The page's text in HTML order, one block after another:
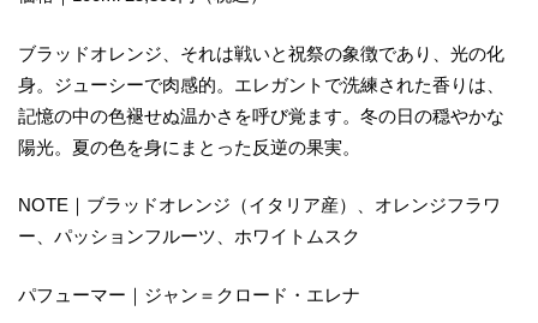
ブラッドオレンジ、それは戦いと祝祭の象徴であり、光の化
身。ジューシーで肉感的。エレガントで洗練された香りは、
記憶の中の色褪せぬ温かさを呼び覚ます。冬の日の穏やかな
陽光。夏の色を身にまとった反逆の果実。
NOTE｜ブラッドオレンジ（イタリア産）、オレンジフラワ
ー、パッションフルーツ、ホワイトムスク
パフューマー｜ジャン＝クロード・エレナ